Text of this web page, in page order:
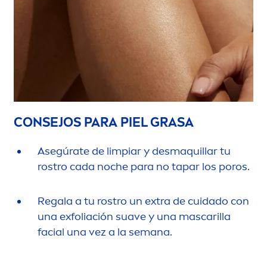
CONSEJOS PARA PIEL GRASA
Asegúrate de limpiar y desmaquillar tu
rostro cada noche para no tapar los poros.
Regala a tu rostro un extra de cuidado con
una exfoliación suave y una mascarilla
facial una vez a la semana.